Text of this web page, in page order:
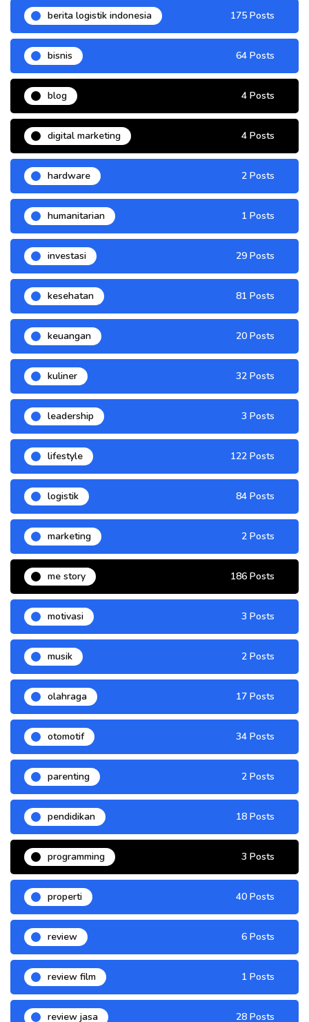
berita logistik indonesia 175 Posts
bisnis 64 Posts
blog 4 Posts
digital marketing 4 Posts
hardware 2 Posts
humanitarian 1 Posts
investasi 29 Posts
kesehatan 81 Posts
keuangan 20 Posts
kuliner 32 Posts
leadership 3 Posts
lifestyle 122 Posts
logistik 84 Posts
marketing 2 Posts
me story 186 Posts
motivasi 3 Posts
musik 2 Posts
olahraga 17 Posts
otomotif 34 Posts
parenting 2 Posts
pendidikan 18 Posts
programming 3 Posts
properti 40 Posts
review 6 Posts
review film 1 Posts
review jasa 28 Posts